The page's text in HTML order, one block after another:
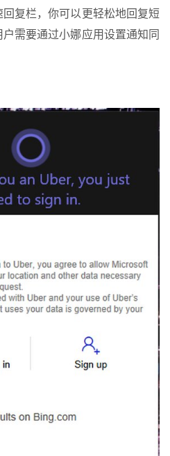
复栏，你可以更轻松地回复短
需要通过小娜应用设置通知同